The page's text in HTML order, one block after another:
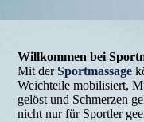
Willkommen bei
Mit derSportmassage
Weichteile mobilisiert,
gelöst und Schmerzen
nicht nur für Sportler